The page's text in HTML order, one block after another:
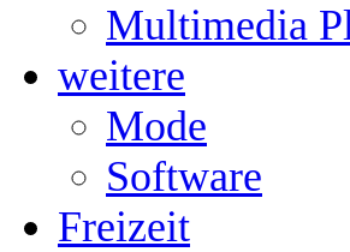
Multimedia
weitere
Mode
Software
Freizeit